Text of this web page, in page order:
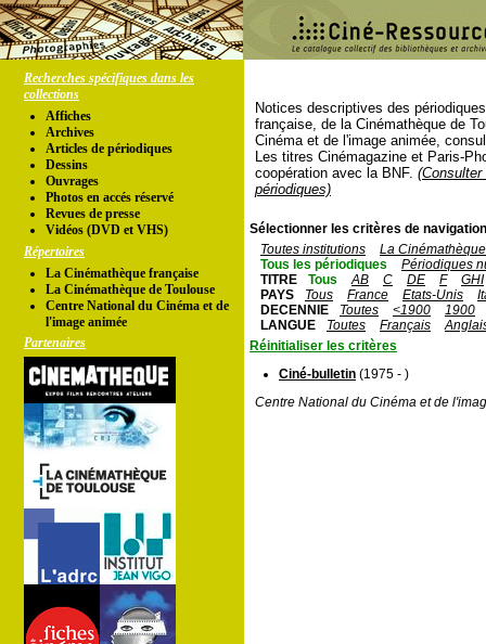
Recherches spécifiques dans les
collections
Affiches
Archives
Articles de périodiques
Dessins
Ouvrages
Photos en accés réservé
Revues de presse
Vidéos (DVD et VHS)
Répertoires
La Cinémathèque française
La Cinémathèque de Toulouse
Centre National du Cinéma et de
l'image animée
Partenaires
Notices descriptives des
française, de la Cinémathèque de
Cinéma et de l'image animée,
Les titres Cinémagazine et Paris-
coopération avec la BNF.
périodiques)
Sélectionner les critères de
Toutes institutions
La
Tous les périodiques
Périodiques
TITRE
Tous AB C DE F
GHI
PAYS
Tous France Etats-Unis
DECENNIE
Toutes <1900
1900
LANGUE
Toutes Français
Réinitialiser les critères
Ciné-bulletin (1975 - )
Centre National du Cinéma et de